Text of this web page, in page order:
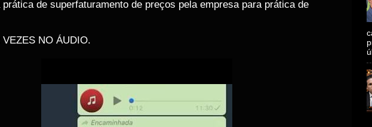
de superfaturamento de preços pela empresa para prática de
NO ÁUDIO.